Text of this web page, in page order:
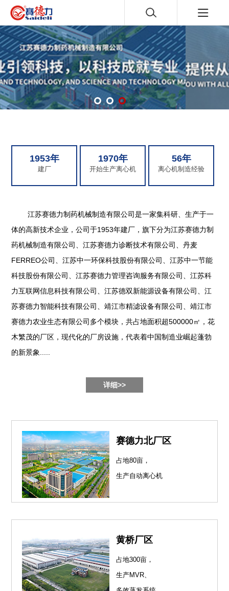
1953年
建厂
1970年
开始生产离心机
56年
离心机制造经验
江苏赛德力制药机械制造有限公司是一家集科研、生产于一
体的高新技术企业，公司于1953年建厂，旗下分为江苏赛德力制
药机械制造有限公司、江苏赛德力诊断技术有限公司、丹麦
FERREO公司、江苏中一环保科技股份有限公司、江苏中一节能
科技股份有限公司、江苏赛德力管理咨询服务有限公司、江苏科
力互联网信息科技有限公司、江苏德双新能源设备有限公司、江
苏赛德力智能科技有限公司、靖江市精滤设备有限公司、靖江市
赛德力农业生态有限公司多个模块，共占地面积超500000㎡，花
木繁茂的厂区，现代化的厂房设施，代表着中国制造业崛起蓬勃
的新景象.....
详细>>
赛德力北厂区
占地80亩，
生产自动离心机
黄桥厂区
占地300亩，
生产MVR、